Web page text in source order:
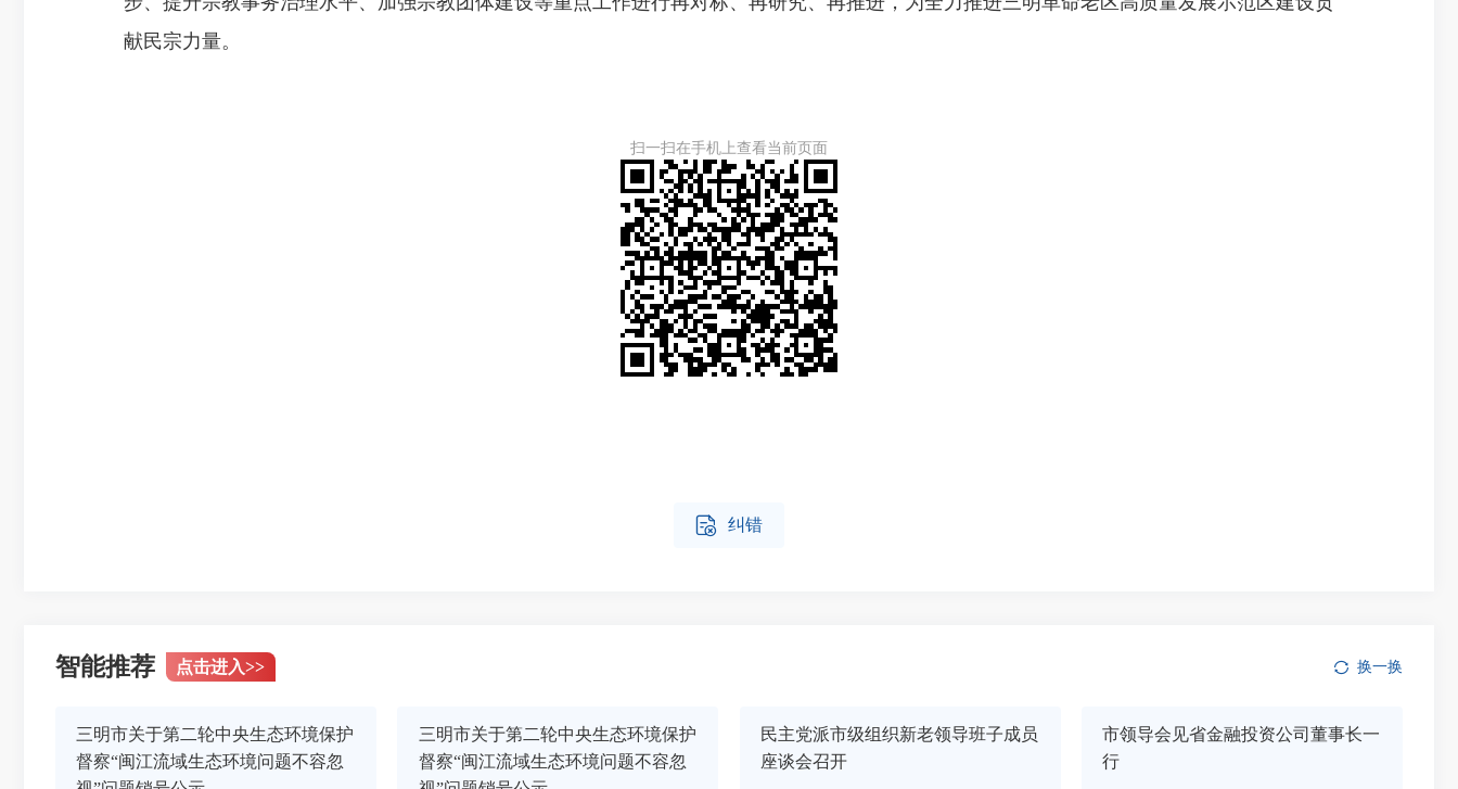
献民宗力量。
扫一扫在手机上查看当前页面
 纠错
智能推荐 点击进入>> 换一换
三明市关于第二轮中央生态环境保护
督察“闽江流域生态环境问题不容忽
三明市关于第二轮中央生态环境保护
督察“闽江流域生态环境问题不容忽
民主党派市级组织新老领导班子成员
座谈会召开
市领导会见省金融投资公司董事长一
行